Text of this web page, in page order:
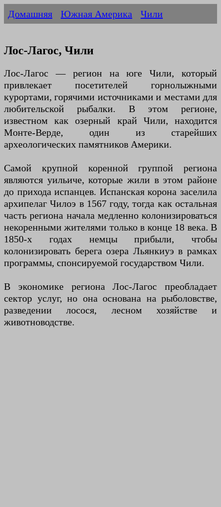
Домашняя Южная Америка Чили
Лос-Лагос, Чили
Лос-Лагос — регион на юге Чили, который
привлекает посетителей горнолыжными
курортами, горячими источниками и местами для
любительской рыбалки. В этом регионе,
известном как озерный край Чили, находится
Монте-Верде, один из старейших
археологических памятников Америки.
Самой крупной коренной группой региона
являются уильиче, которые жили в этом районе
до прихода испанцев. Испанская корона заселила
архипелаг Чилоэ в 1567 году, тогда как остальная
часть региона начала медленно колонизироваться
некоренными жителями только в конце 18 века. В
1850-х годах немцы прибыли, чтобы
колонизировать берега озера Льянкиуэ в рамках
программы, спонсируемой государством Чили.
В экономике региона Лос-Лагос преобладает
сектор услуг, но она основана на рыболовстве,
разведении лосося, лесном хозяйстве и
животноводстве.